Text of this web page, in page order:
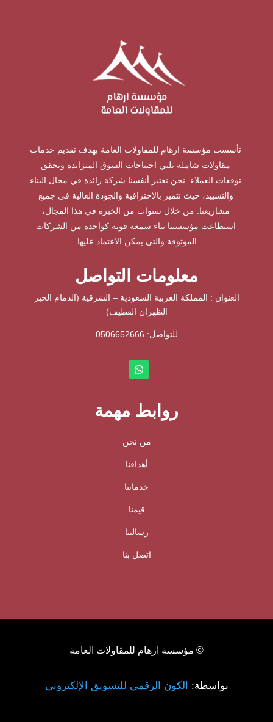
تأسست مؤسسة ارهام للمقاولات العامة بهدف تقديم خدمات
مقاولات شاملة تلبي احتياجات السوق المتزايدة وتحقق
توقعات العملاء. نحن نعتبر أنفسنا شركة رائدة في مجال البناء
والتشييد، حيث نتميز بالاحترافية والجودة العالية في جميع
مشاريعنا. من خلال سنوات من الخبرة في هذا المجال،
استطاعت مؤسستنا بناء سمعة قوية كواحدة من الشركات
الموثوقة والتي يمكن الاعتماد عليها.
معلومات التواصل
العنوان : المملكة العربية السعودية – الشرقية (الدمام الخبر
الظهران القطيف)
للتواصل: ⁦ 0506652666
روابط مهمة
من نحن
أهدافنا
خدماتنا
قيمنا
رسالتنا
اتصل بنا
© مؤسسة ارهام للمقاولات العامة
بواسطة: الكون الرقمي للتسويق الإلكتروني